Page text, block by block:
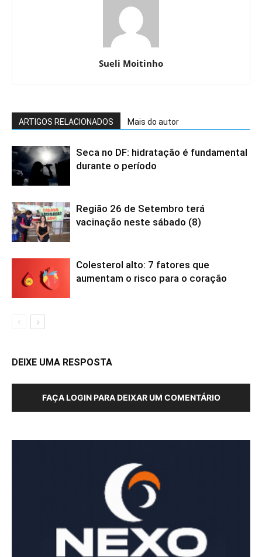
Sueli Moitinho
ARTIGOS RELACIONADOS Mais do autor
Seca no DF: hidratação é fundamental
durante o período
Região 26 de Setembro terá
vacinação neste sábado (8)
Colesterol alto: 7 fatores que
aumentam o risco para o coração
DEIXE UMA RESPOSTA
FAÇA LOGIN PARA DEIXAR UM COMENTÁRIO